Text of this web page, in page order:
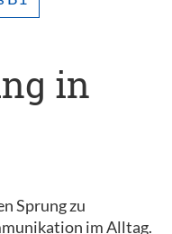
in
Sprung zu
im Alltag.